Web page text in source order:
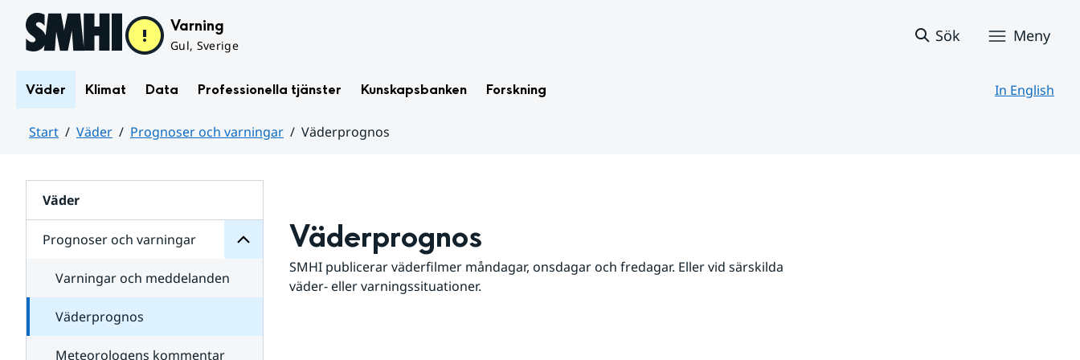
Hoppa till sidans innehåll Varning
Gul, Sverige
Sök Meny
Väder Klimat Data Professionella tjänster Kunskapsbanken Forskning In English
Start Väder Prognoser och varningar
Väderprognos
Väder
Prognoser och varningar
för
varningar
Varningar och meddelanden
Väderprognos
Meteorologens kommentar
Väderprognos
SMHI publicerar väderfilmer måndagar, onsdagar och fredagar. Eller vid särskilda
väder- eller varningssituationer.